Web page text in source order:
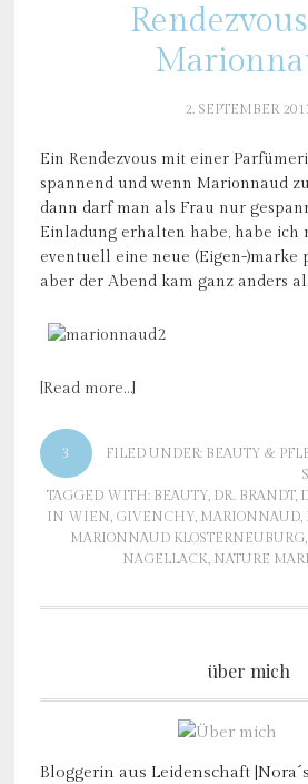
2. SEPTEMBER
Ein Rendezvous mit einer
spannend und wenn Marionnaud
dann darf man als Frau nur
Einladung erhalten habe, habe ich
eventuell eine neue (Eigen-)marke
aber der Abend kam ganz anders
[Read more…]
3 FILED UNDER: BEAUTY &
TAGGED WITH: BEAUTY, DR. BRANDT,
IN WIEN, GIVENCHY, MARIONNAUD,
MARIONNAUD KLOSTERNEUBURG,
NAGELLACK, NATURE
über mich
Bloggerin aus Leidenschaft